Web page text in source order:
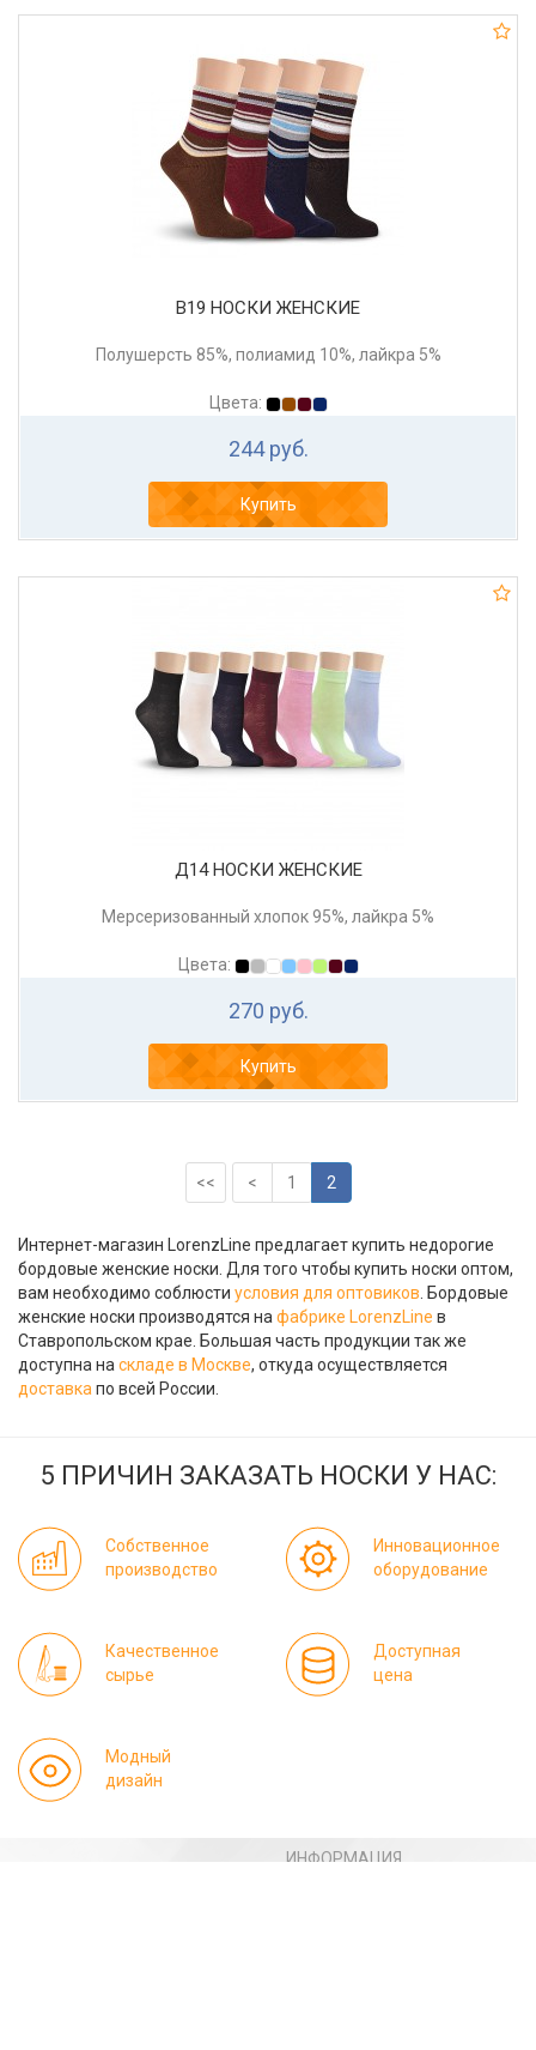
В19 НОСКИ ЖЕНСКИЕ
Полушерсть 85%, полиамид 10%, лайкра 5%
Цвета:
244 руб.
Купить
Д14 НОСКИ ЖЕНСКИЕ
Мерсеризованный хлопок 95%, лайкра 5%
Цвета:
270 руб.
Купить
<< < 1 2
Интернет-магазин LorenzLine предлагает купить недорогие
бордовые женские носки. Для того чтобы купить носки оптом,
вам необходимо соблюсти условия для оптовиков. Бордовые
женские носки производятся нафабрике LorenzLine в
Ставропольском крае. Большая часть продукции так же
доступна наскладе в Москве, откуда осуществляется
доставкапо всей России.
5 ПРИЧИН ЗАКАЗАТЬ НОСКИ У НАС:
Собственное
производство
Инновационное
оборудование
Качественное
сырье
Доступная
цена
Модный
дизайн
ИНФОРМАЦИЯ